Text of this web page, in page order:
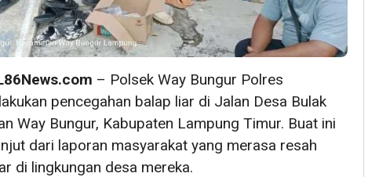
– Polsek Way Bungur Polres
pencegahan balap liar di Jalan Desa Bulak
Way Bungur, Kabupaten Lampung Timur. Buat ini
dari laporan masyarakat yang merasa resah
di lingkungan desa mereka.